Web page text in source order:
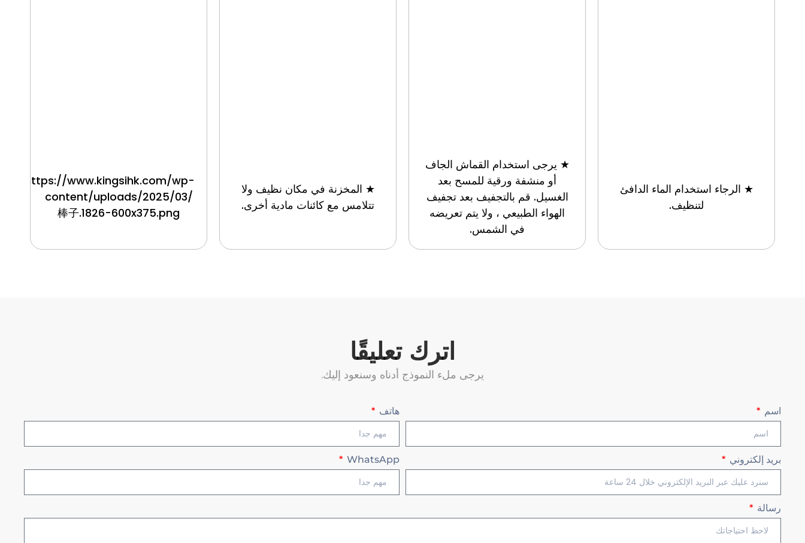
★ الرجاء استخدام الماء الدافئ
لتنظيف.
★ يرجى استخدام القماش الجاف
أو منشفة ورقية للمسح بعد
الغسيل. قم بالتجفيف بعد تجفيف
الهواء الطبيعي ، ولا يتم تعريضه
في الشمس.
★ المخزنة في مكان نظيف ولا
تتلامس مع كائنات مادية أخرى.
https://www.kingsihk.com/wp-
content/uploads/2025/03/
棒子.1826-600x375.png
اترك تعليقًا
يرجى ملء النموذج أدناه وسنعود إليك.
اسم هاتف
بريد إلكتروني WhatsApp
رسالة